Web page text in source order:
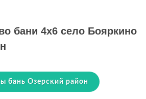
бани 4х6 село Бояркино
бань Озерский район